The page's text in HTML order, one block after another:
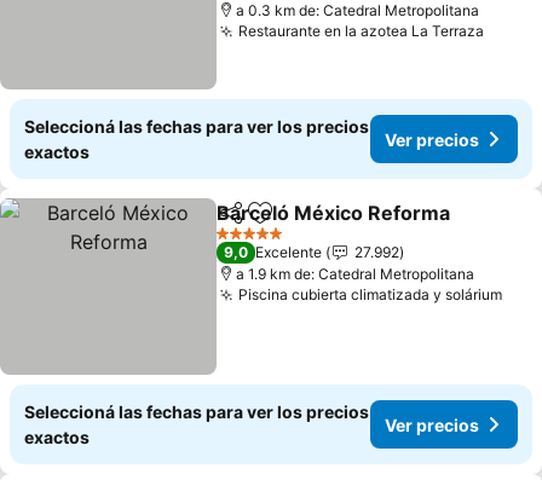
a 0.3 km de: Catedral Metropolitana
Restaurante en la azotea La Terraza
Seleccioná las fechas para ver los precios
exactos
Ver precios
CompartirAñadir a favoritos
Barceló México Reforma
5 Estrellas
9,0 Excelente
27.992
a 1.9 km de: Catedral Metropolitana
Piscina cubierta climatizada y solárium
Seleccioná las fechas para ver los precios
exactos
Ver precios